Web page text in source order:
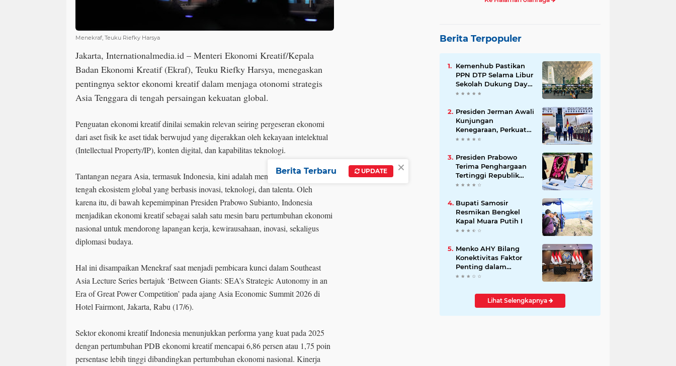
Menekraf, Teuku Riefky Harsya
Jakarta, Internationalmedia.id – Menteri Ekonomi Kreatif/Kepala
Badan Ekonomi Kreatif (Ekraf), Teuku Riefky Harsya, menegaskan
pentingnya sektor ekonomi kreatif dalam menjaga otonomi strategis
Asia Tenggara di tengah persaingan kekuatan global.
Penguatan ekonomi kreatif dinilai semakin relevan seiring pergeseran ekonomi
dari aset fisik ke aset tidak berwujud yang digerakkan oleh kekayaan intelektual
(Intellectual Property/IP), konten digital, dan kapabilitas teknologi.
Tantangan negara Asia, termasuk Indonesia, kini adalah menjaga daya saing di
tengah ekosistem global yang berbasis inovasi, teknologi, dan talenta. Oleh
karena itu, di bawah kepemimpinan Presiden Prabowo Subianto, Indonesia
menjadikan ekonomi kreatif sebagai salah satu mesin baru pertumbuhan ekonomi
nasional untuk mendorong lapangan kerja, kewirausahaan, inovasi, sekaligus
diplomasi budaya.
Hal ini disampaikan Menekraf saat menjadi pembicara kunci dalam Southeast
Asia Lecture Series bertajuk ‘Between Giants: SEA’s Strategic Autonomy in an
Era of Great Power Competition’ pada ajang Asia Economic Summit 2026 di
Hotel Fairmont, Jakarta, Rabu (17/6).
Sektor ekonomi kreatif Indonesia menunjukkan performa yang kuat pada 2025
dengan pertumbuhan PDB ekonomi kreatif mencapai 6,86 persen atau 1,75 poin
persentase lebih tinggi dibandingkan pertumbuhan ekonomi nasional. Kinerja
Berita Terpopuler
Kemenhub Pastikan
PPN DTP Selama Libur
Sekolah Dukung Daya
Beli Masyarakat
Presiden Jerman Awali
Kunjungan
Kenegaraan, Perkuat
Kemitraan Strategis
Presiden Prabowo
Terima Penghargaan
Tertinggi Republik
Korea, The Grand
Bupati Samosir
Resmikan Bengkel
Kapal Muara Putih I
Menko AHY Bilang
Konektivitas Faktor
Penting dalam
Peningkatkan
Wisatawan
Lihat Selengkapnya
×
Berita Terbaru UPDATE